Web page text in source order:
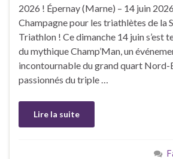
2026 ! Épernay (Marne) – 14 juin
Champagne pour les triathlètes de la
Triathlon ! Ce dimanche 14 juin s’est
du mythique Champ’Man, un
incontournable du grand quart Nord-
passionnés du triple …
Lire la suite